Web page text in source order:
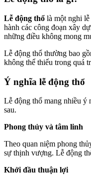
Lễ động thổ là một nghi
hành các công đoạn xây
những điều không mong
Lễ động thổ thường bao
không thể thiếu trong quá
Ý nghĩa lễ động thổ
Lễ động thổ mang nhiều ý
sau.
Phong thủy và tâm linh
Theo quan niệm phong
sự thịnh vượng. Lễ động
Khởi đầu thuận lợi